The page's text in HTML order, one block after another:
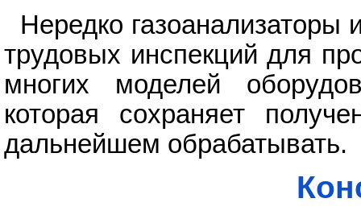
Нередко
трудовых инспекций для
многих моделей
которая сохраняет
дальнейшем обрабатывать.